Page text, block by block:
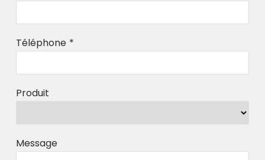
Téléphone *
Produit
Message